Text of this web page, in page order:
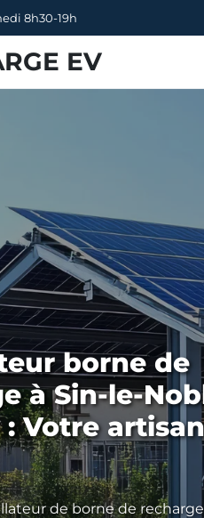
8h30-19h
EV
borne de
à Sin-le-
: Votre
de borne de